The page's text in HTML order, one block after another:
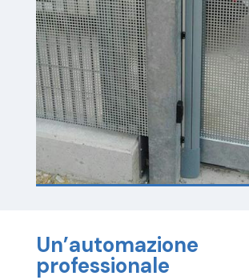
Un’automazione
professionale